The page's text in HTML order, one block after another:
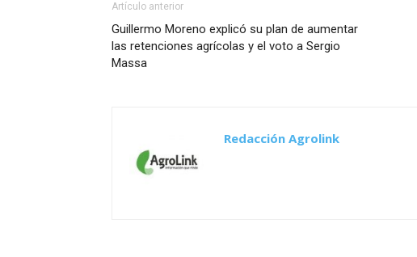
Artículo anterior
Guillermo Moreno explicó su plan de aumentar
las retenciones agrícolas y el voto a Sergio
Massa
Redacción Agrolink